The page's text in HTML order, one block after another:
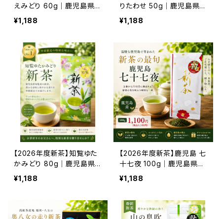
えみどり 60g｜鹿児島県
屋久島産 深蒸し新茶｜濃
厚な旨みと鮮やかな緑
¥1,188
りたわせ 50g｜鹿児島県種
子島産 浅蒸し新茶｜爽や
かな香りとミルキーな旨み
¥1,188
【2026年度新茶】知覧ゆた
かみどり 80g｜鹿児島県
知覧産 深蒸し新茶｜濃厚
なコクと芳醇な香り
¥1,188
【2026年度新茶】鹿児島 七
十七夜 100g｜鹿児島県産
中蒸し新茶｜旬を味わう人
気新茶
¥1,188